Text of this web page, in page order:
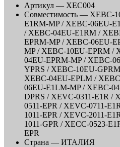
Артикул — XEC004
Совместимость — XEBC-
E1RM-MP / XEBC-06EU-
/ XEBC-04EU-E1RM /
EPRM-MP / XEBC-06EU-
MP / XEBC-10EU-EPRM /
04EU-EPRM-MP / XEBC-
YPRS / XEBC-10EU-
XEBC-04EU-EPLM /
06EU-E1LM-MP / XEBC-
DPRS / XEVC-0311-E1R /
0511-EPR / XEVC-0711-
1011-EPR / XEVC-2011-
1011-GPR / XECC-0523-
EPR
Страна — ИТАЛИЯ